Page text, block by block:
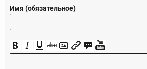
Имя (обязательное)